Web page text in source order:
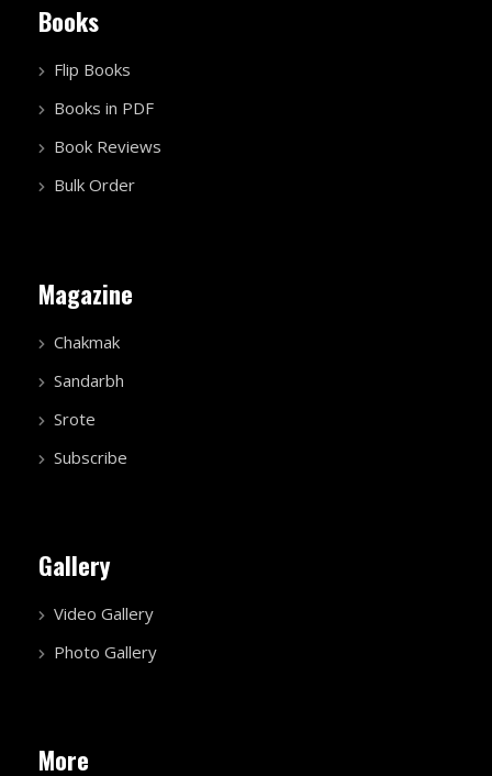
Books
Flip Books
Books in PDF
Book Reviews
Bulk Order
Magazine
Chakmak
Sandarbh
Srote
Subscribe
Gallery
Video Gallery
Photo Gallery
More